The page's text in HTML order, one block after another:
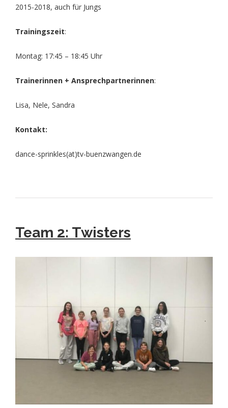
2015-2018, auch für Jungs
Trainingszeit:
Montag: 17:45 – 18:45 Uhr
Trainerinnen + Ansprechpartnerinnen:
Lisa, Nele, Sandra
Kontakt:
dance-sprinkles(at)tv-buenzwangen.de
Team 2: Twisters